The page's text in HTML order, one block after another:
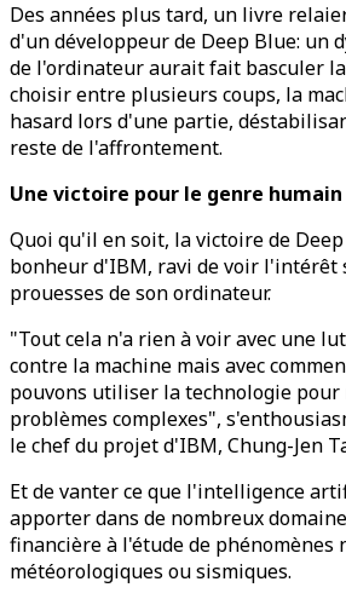
Des années plus tard, un livre
d'un développeur de Deep Blue: un
de l'ordinateur aurait fait basculer
choisir entre plusieurs coups, la
hasard lors d'une partie,
reste de l'affrontement.
Une victoire pour le genre humain
Quoi qu'il en soit, la victoire de
bonheur d'IBM, ravi de voir l'intérêt
prouesses de son ordinateur.
"Tout cela n'a rien à voir avec une
contre la machine mais avec
pouvons utiliser la technologie pour
problèmes complexes",
le chef du projet d'IBM, Chung-Jen
Et de vanter ce que l'intelligence
apporter dans de nombreux
financière à l'étude de phénomènes
météorologiques ou sismiques.